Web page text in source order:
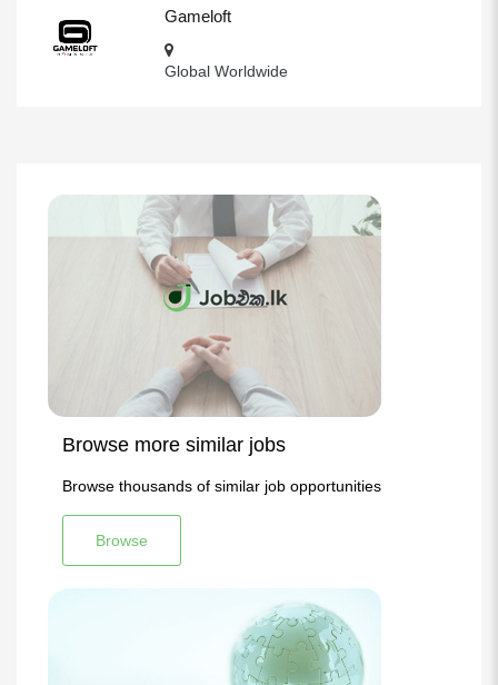
Gameloft
Global Worldwide
Browse more similar jobs
Browse thousands of similar job opportunities
Browse